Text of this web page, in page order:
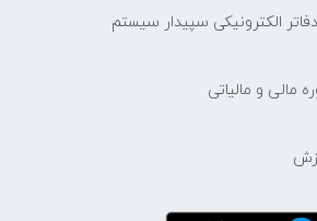
الکترونیکی سپیدار سیستم
مالی و مالیاتی